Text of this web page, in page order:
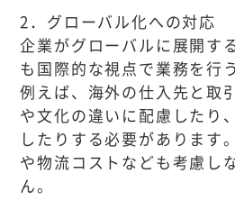
2．グローバル化への対応
企業がグローバルに展開す
も国際的な視点で業務を行
例えば、海外の仕入先と取
や文化の違いに配慮したり
したりする必要があります
や物流コストなども考慮し
ん。